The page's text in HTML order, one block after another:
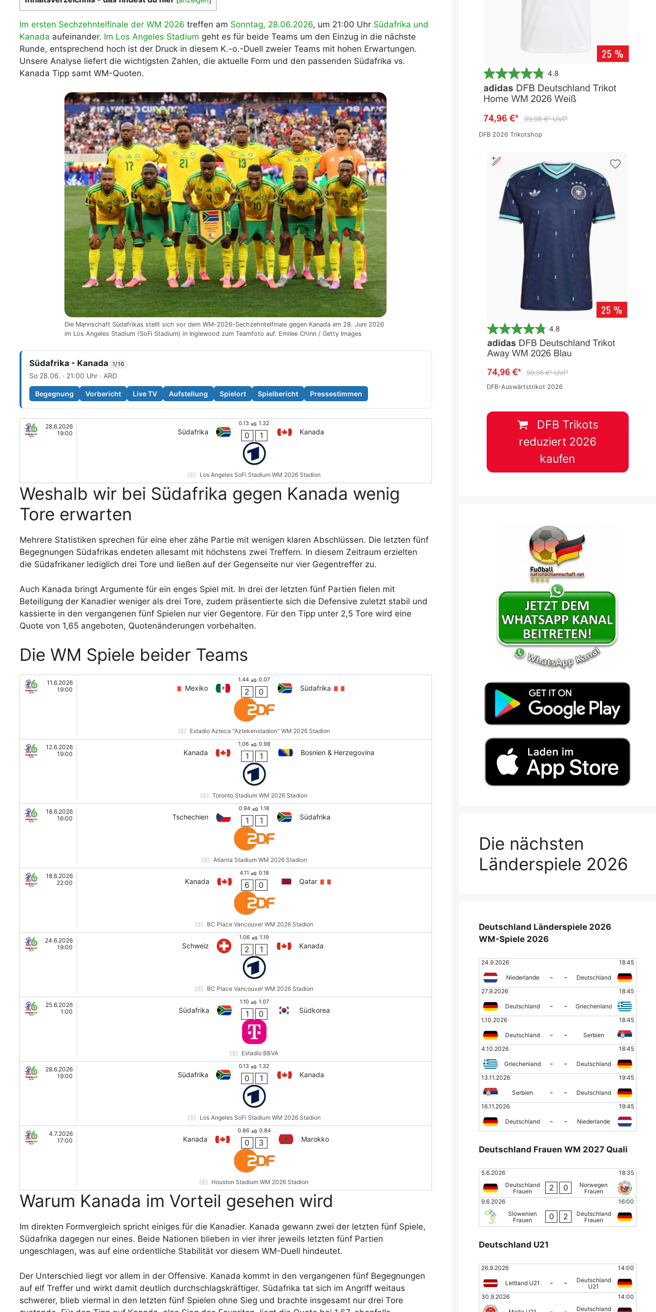
WM 2026 Spielplan Excel – kostenlos
downloaden & automatisch ausfüllen
Im ersten Sechzehntelfinale der WM 2026 treffen am Sonntag, 28.06.2026, um 21:00 Uhr Südafrika und
Kanada aufeinander. Im Los Angeles Stadium geht es für beide Teams um den Einzug in die nächste
Runde, entsprechend hoch ist der Druck in diesem K.-o.-Duell zweier Teams mit hohen Erwartungen.
Unsere Analyse liefert die wichtigsten Zahlen, die aktuelle Form und den passenden Südafrika vs.
Kanada Tipp samt WM-Quoten.
Die Mannschaft Südafrikas stellt sich vor dem WM-2026-Sechzehntelfinale gegen Kanada am 28. Juni 2026
im Los Angeles Stadium (SoFi Stadium) in Inglewood zum Teamfoto auf. Emilee Chinn / Getty Images
Südafrika - Kanada 1/16
So 28.06. · 21:00 Uhr · ARD
Begegnung Vorbericht Live TV Aufstellung Spielort Spielbericht Pressestimmen
28.6.2026
19:00
Südafrika
0.13 xG 1.32
0 1 Kanada
Los Angeles SoFi Stadium WM 2026 Stadion
Weshalb wir bei Südafrika gegen Kanada wenig
Tore erwarten
Mehrere Statistiken sprechen für eine eher zähe Partie mit wenigen klaren Abschlüssen. Die letzten fünf
Begegnungen Südafrikas endeten allesamt mit höchstens zwei Treffern. In diesem Zeitraum erzielten
die Südafrikaner lediglich drei Tore und ließen auf der Gegenseite nur vier Gegentreffer zu.
Auch Kanada bringt Argumente für ein enges Spiel mit. In drei der letzten fünf Partien fielen mit
Beteiligung der Kanadier weniger als drei Tore, zudem präsentierte sich die Defensive zuletzt stabil und
kassierte in den vergangenen fünf Spielen nur vier Gegentore. Für den Tipp unter 2,5 Tore wird eine
Quote von 1,65 angeboten, Quotenänderungen vorbehalten.
Die WM Spiele beider Teams
11.6.2026
19:00
Mexiko
1.44 xG 0.07
2 0 Südafrika
Estadio Azteca "Aztekenstadion" WM 2026 Stadion
12.6.2026
19:00
Kanada
1.06 xG 0.98
1 1 Bosnien & Herzegovina
Toronto Stadium WM 2026 Stadion
18.6.2026
16:00
Tschechien
0.94 xG 1.18
1 1 Südafrika
Atlanta Stadium WM 2026 Stadion
18.6.2026
22:00
Kanada
4.11 xG 0.18
6 0 Qatar
BC Place Vancouver WM 2026 Stadion
24.6.2026
19:00
Schweiz
1.06 xG 1.19
2 1 Kanada
BC Place Vancouver WM 2026 Stadion
25.6.2026
1:00
Südafrika
1.10 xG 1.07
1 0 Südkorea
Estadio BBVA
28.6.2026
19:00
Südafrika
0.13 xG 1.32
0 1 Kanada
Los Angeles SoFi Stadium WM 2026 Stadion
4.7.2026
17:00
Kanada
0.86 xG 0.84
0 3 Marokko
Houston Stadium WM 2026 Stadion
Warum Kanada im Vorteil gesehen wird
Im direkten Formvergleich spricht einiges für die Kanadier. Kanada gewann zwei der letzten fünf Spiele,
Südafrika dagegen nur eines. Beide Nationen blieben in vier ihrer jeweils letzten fünf Partien
ungeschlagen, was auf eine ordentliche Stabilität vor diesem WM-Duell hindeutet.
Der Unterschied liegt vor allem in der Offensive. Kanada kommt in den vergangenen fünf Begegnungen
auf elf Treffer und wirkt damit deutlich durchschlagskräftiger. Südafrika tat sich im Angriff weitaus
schwerer, blieb viermal in den letzten fünf Spielen ohne Sieg und brachte insgesamt nur drei Tore
DFB 2026 Trikotshop
DFB-Auswärtstrikot 2026
DFB Trikots
reduziert 2026
kaufen
Die nächsten
Länderspiele 2026
Deutschland Länderspiele 2026
WM-Spiele 2026
24.9.2026 18:45
Niederlande - -
Deutschland
27.9.2026
18:45
Deutschland - -
Griechenland
1.10.2026
18:45
Deutschland - -
Serbien
4.10.2026
18:45
Griechenland - -
Deutschland
13.11.2026
19:45
Serbien - -
Deutschland
16.11.2026
19:45
Deutschland - - Niederlande
Deutschland Frauen WM 2027 Quali
5.6.2026
18:35
Deutschland
Frauen
2 0
Norwegen
Frauen
9.6.2026
16:00
Slowenien
Frauen
0 2
Deutschland
Frauen
Deutschland U21
26.9.2026 14:00
Lettland U21 - -
Deutschland
U21
30.9.2026
14:00
Deutschland